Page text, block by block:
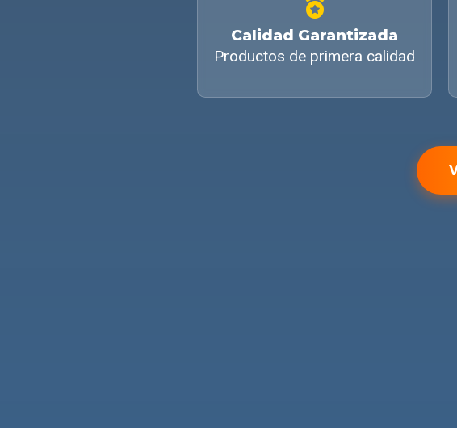
Calidad Garantizada
Productos de primera calidad